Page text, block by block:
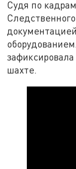
Судя по
шахте.